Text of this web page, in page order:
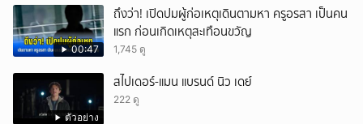
00:47
ถึงว่า! เปิดปมผู้ก่อเหตุเดินตามหา ครูอรสา เป็นคน
แรก ก่อนเกิดเหตุสะเทือนขวัญ
1,745 ดู
ตัวอย่าง
สไปเดอร์-แมน แบรนด์ นิว เดย์
222 ดู